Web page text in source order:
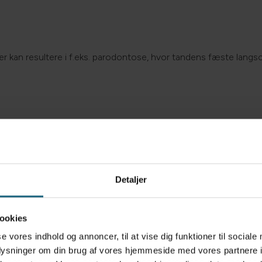
Detaljer
vores indhold og annoncer, til at vise dig funktioner til sociale
om din brug af vores hjemmeside med vores partnere
kan resultere i f.eks. parodontose, hvor tandens fæste
ligefrem tandbylder og der er risiko for en spredning af
tandbehandling af hund eller kat.
kaldet TR (Tandresorptioner), hvor tanden populært
på tandkronen.